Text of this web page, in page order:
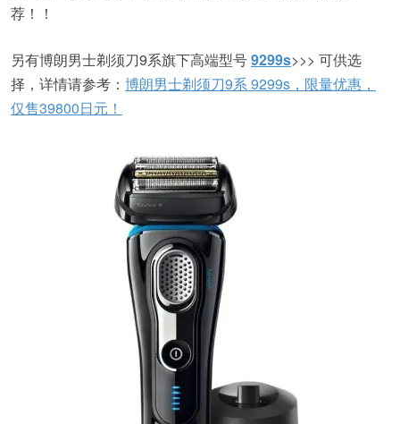
荐！！
另有博朗男士剃须刀9系旗下高端型号9299s>>> 可供选
择，详情请参考： 博朗男士剃须刀9系 9299s，限量优惠，
仅售39800日元！